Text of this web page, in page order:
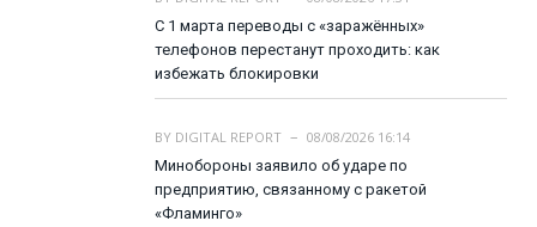
С 1 марта переводы с «заражённых»
телефонов перестанут проходить: как
избежать блокировки
BY DIGITAL REPORT
08/08/2026 16:14
Минобороны заявило об ударе по
предприятию, связанному с ракетой
«Фламинго»